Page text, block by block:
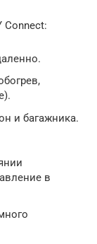
Connect:
и багажника.
в